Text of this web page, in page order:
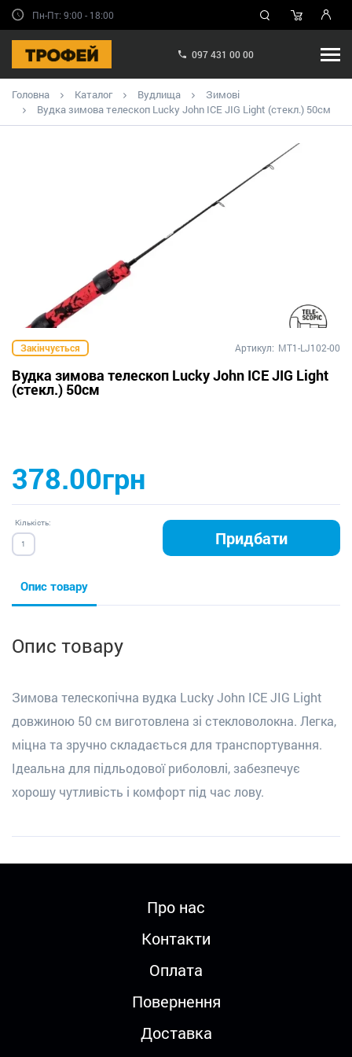
Пн-Пт: 9:00 - 18:00
097 431 00 00
Головна Каталог Вудлища
Зимові
Вудка зимова телескоп Lucky John ICE JIG Light (стекл.) 50см
Закінчується Артикул: MT1-LJ102-00
Вудка зимова телескоп Lucky John ICE JIG Light
(стекл.) 50см
378.00грн
Кількість:
Придбати
Опис товару
Опис товару
Зимова телескопічна вудка Lucky John ICE JIG Light
довжиною 50 см виготовлена зі стекловолокна. Легка,
міцна та зручно складається для транспортування.
Ідеальна для підльодової риболовлі, забезпечує
хорошу чутливість і комфорт під час лову.
Про нас
Контакти
Оплата
Повернення
Доставка